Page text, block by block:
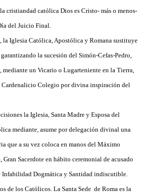
cristiandad católica Dios es Cristo- más o menos-
del Juicio Final.
la Iglesia Católica, Apostólica y Romana sustituye
la sucesión del Simón-Cefas-Pedro,
mediante un Vicario o Lugarteniente en la Tierra,
Colegio por divina inspiración del
la Iglesia, Santa Madre y Esposa del
mediante, asume por delegación divinal una
que a su vez coloca en manos del Máximo
Sacerdote en hábito ceremonial de acusado
Infabilidad Dogmática y Santidad indiscutible.
de los Católicos. La Santa Sede de Roma es la